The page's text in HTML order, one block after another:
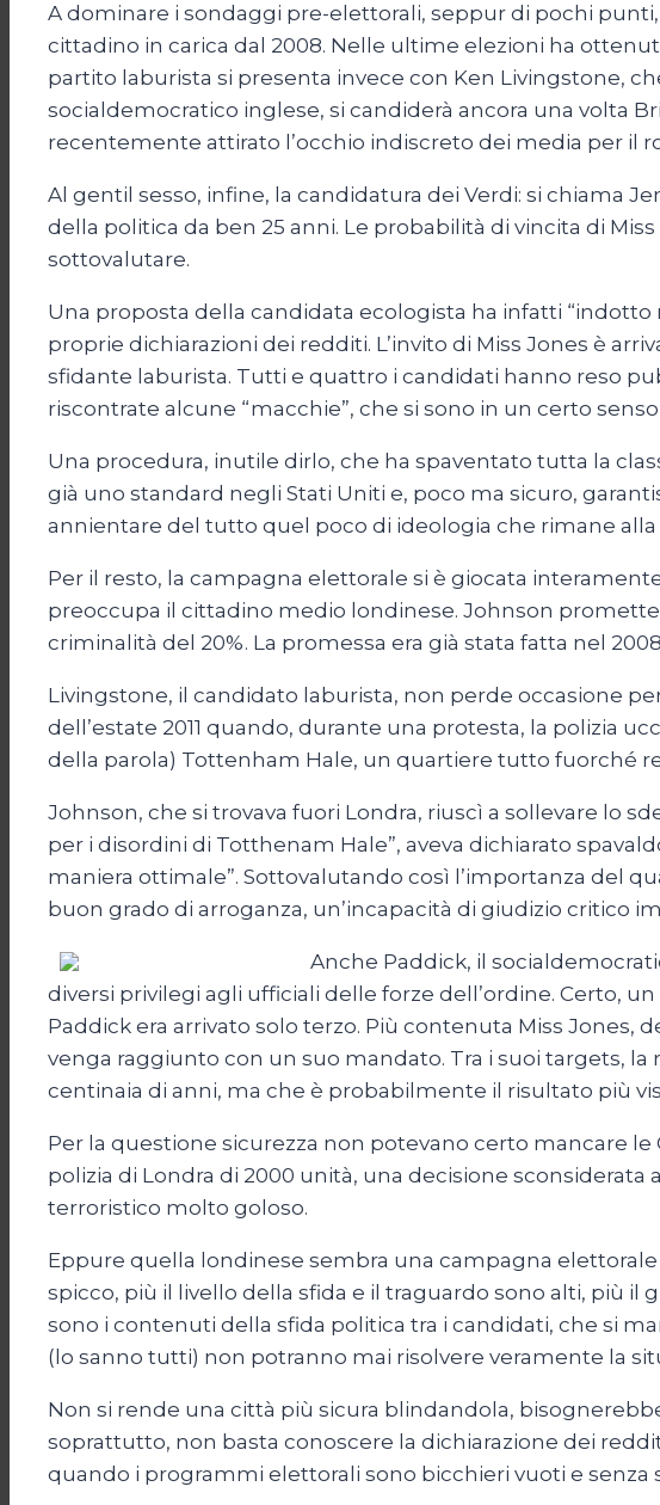
A dominare i sondaggi pre-elettorali, seppur di pochi
cittadino in carica dal 2008. Nelle ultime elezioni ha
partito laburista si presenta invece con Ken Livingstone,
socialdemocratico inglese, si candiderà ancora una volta
recentemente attirato l’occhio indiscreto dei media per il
Al gentil sesso, infine, la candidatura dei Verdi: si chiama
della politica da ben 25 anni. Le probabilità di vincita di
sottovalutare.
Una proposta della candidata ecologista ha infatti
proprie dichiarazioni dei redditi. L’invito di Miss Jones è
sfidante laburista. Tutti e quattro i candidati hanno reso
riscontrate alcune “macchie”, che si sono in un certo
Una procedura, inutile dirlo, che ha spaventato tutta la
già uno standard negli Stati Uniti e, poco ma sicuro,
annientare del tutto quel poco di ideologia che rimane
Per il resto, la campagna elettorale si è giocata
preoccupa il cittadino medio londinese. Johnson
criminalità del 20%. La promessa era già stata fatta nel
Livingstone, il candidato laburista, non perde occasione
dell’estate 2011 quando, durante una protesta, la polizia
della parola) Tottenham Hale, un quartiere tutto fuorché
Johnson, che si trovava fuori Londra, riuscì a sollevare lo
per i disordini di Totthenam Hale”, aveva dichiarato
maniera ottimale”. Sottovalutando così l’importanza del
buon grado di arroganza, un’incapacità di giudizio critico
Anche Paddick, il
diversi privilegi agli ufficiali delle forze dell’ordine. Certo,
Paddick era arrivato solo terzo. Più contenuta Miss Jones,
venga raggiunto con un suo mandato. Tra i suoi targets,
centinaia di anni, ma che è probabilmente il risultato più
Per la questione sicurezza non potevano certo mancare
polizia di Londra di 2000 unità, una decisione
terroristico molto goloso.
Eppure quella londinese sembra una campagna
spicco, più il livello della sfida e il traguardo sono alti, più
sono i contenuti della sfida politica tra i candidati, che si
(lo sanno tutti) non potranno mai risolvere veramente la
Non si rende una città più sicura blindandola,
soprattutto, non basta conoscere la dichiarazione dei
quando i programmi elettorali sono bicchieri vuoti e senza